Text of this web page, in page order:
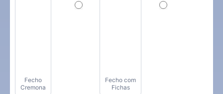
Fecho
Cremona
Fecho com
Fichas